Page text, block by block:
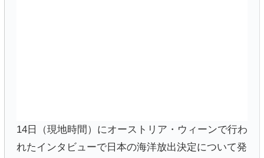
14日（現地時間）にオーストリア・ウィーンで行わ
れたインタビューで日本の海洋放出決定について発